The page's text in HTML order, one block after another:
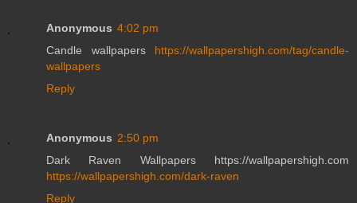
Anonymous 4:02 pm
Candle wallpapers https://wallpapershigh.com/tag/candle-
wallpapers
Reply
Anonymous 2:50 pm
Dark Raven Wallpapers https://wallpapershigh.com
https://wallpapershigh.com/dark-raven
Reply